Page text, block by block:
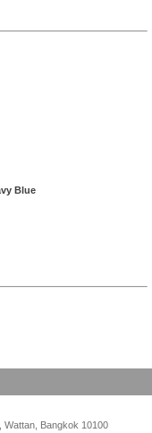
Blue
Wattan, Bangkok 10100